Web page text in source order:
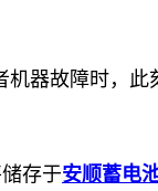
器故障时，此
存于安顺蓄电